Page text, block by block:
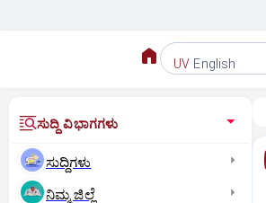
UV English
ಸುದ್ದಿ ವಿಭಾಗಗಳು
ಸುದ್ದಿಗಳು
ನಿಮ್ಮ ಜಿಲ್ಲೆ